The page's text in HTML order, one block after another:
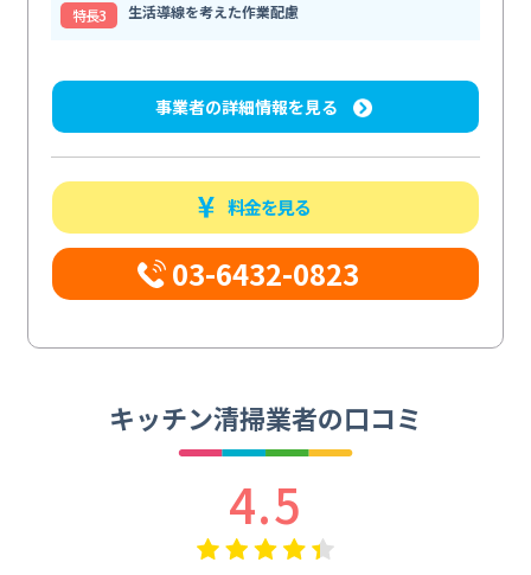
特⻑3
生活導線を考えた作業配慮
事業者の詳細情報を見る
料金を見る
03-6432-0823
キッチン清掃業者の口コミ
4.5